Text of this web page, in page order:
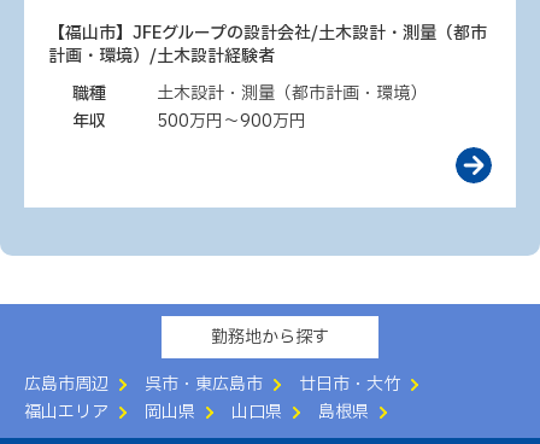
【福山市】JFEグループの設計会社/土木設計・測量（都市
計画・環境）/土木設計経験者
職種
土木設計・測量（都市計画・環境）
年収
500万円～900万円
勤務地から探す
広島市周辺
呉市・東広島市
廿日市・大竹
福山エリア
岡山県 山口県 島根県